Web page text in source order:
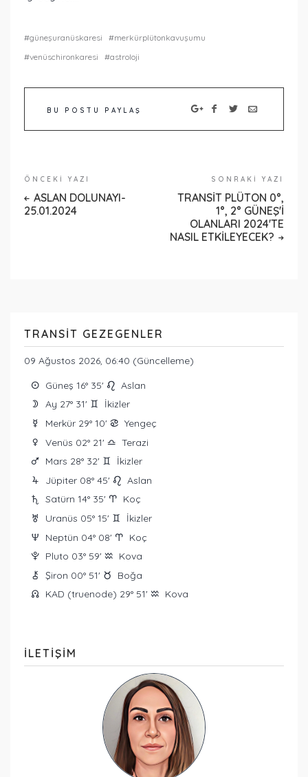
güneşuranüskaresi
merkürplütonkavuşumu
venüschironkaresi
astroloji
BU POSTU PAYLAŞ
ÖNCEKI YAZI
ASLAN DOLUNAYI-
25.01.2024
SONRAKI YAZI
TRANSİT PLÜTON 0°,
1°, 2° GÜNEŞ'İ
OLANLARI 2024'TE
NASIL ETKİLEYECEK?
TRANSIT GEZEGENLER
09 Ağustos 2026, 06:40 (Güncelleme)
Q Güneş 16° 35' g Aslan
W Ay 27° 31' d İkizler
E Merkür 29° 10' f Yengeç
R Venüs 02° 21' j Terazi
T Mars 28° 32' d İkizler
Y Jüpiter 08° 45' g Aslan
U Satürn 14° 35' a Koç
I Uranüs 05° 15' d İkizler
O Neptün 04° 08' a Koç
P Pluto 03° 59' x Kova
M Şiron 00° 51' s Boğa
{ KAD (truenode) 29° 51' x Kova
ILETIŞIM